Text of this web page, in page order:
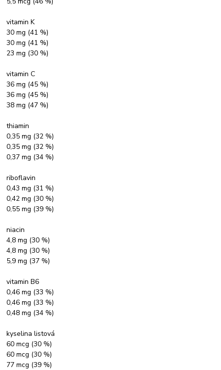
vitamin K
30 mg (41 %)
30 mg (41 %)
23 mg (30 %)
vitamin C
36 mg (45 %)
36 mg (45 %)
38 mg (47 %)
thiamin
0,35 mg (32 %)
0,35 mg (32 %)
0,37 mg (34 %)
riboflavin
0,43 mg (31 %)
0,42 mg (30 %)
0,55 mg (39 %)
niacin
4,8 mg (30 %)
4,8 mg (30 %)
5,9 mg (37 %)
vitamin B6
0,46 mg (33 %)
0,46 mg (33 %)
0,48 mg (34 %)
kyselina listová
60 mcg (30 %)
60 mcg (30 %)
77 mcg (39 %)